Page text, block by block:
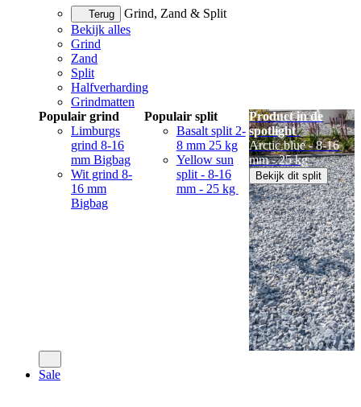
Terug
Grind, Zand & Split
Bekijk alles
Grind
Zand
Split
Halfverharding
Grindmatten
Populair grind
Limburgs
grind 8-16
mm Bigbag
Wit grind 8-
16 mm
Bigbag
Populair split
Basalt split 2-
8 mm 25 kg
Yellow sun
split - 8-16
mm - 25 kg
Product in de
spotlight
Arctic blue - 8-16
mm - 25 kg
Bekijk dit split
Sale